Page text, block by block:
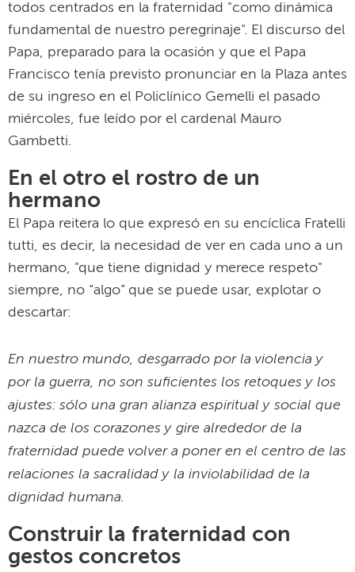
todos centrados en la fraternidad "como dinámica
fundamental de nuestro peregrinaje". El discurso del
Papa, preparado para la ocasión y que el Papa
Francisco tenía previsto pronunciar en la Plaza antes
de su ingreso en el Policlínico Gemelli el pasado
miércoles, fue leído por el cardenal Mauro
Gambetti.
En el otro el rostro de un
hermano
El Papa reitera lo que expresó en su encíclica Fratelli
tutti, es decir, la necesidad de ver en cada uno a un
hermano, "que tiene dignidad y merece respeto"
siempre, no “algo” que se puede usar, explotar o
descartar:
En nuestro mundo, desgarrado por la violencia y
por la guerra, no son suficientes los retoques y los
ajustes: sólo una gran alianza espiritual y social que
nazca de los corazones y gire alrededor de la
fraternidad puede volver a poner en el centro de las
relaciones la sacralidad y la inviolabilidad de la
dignidad humana.
Construir la fraternidad con
gestos concretos